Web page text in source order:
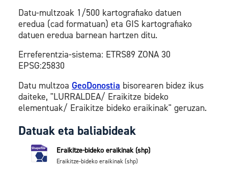
Datu-multzoak 1/500 kartografiako datuen
eredua (cad formatuan) eta GIS kartografiako
datuen eredua barnean hartzen ditu.
Erreferentzia-sistema: ETRS89 ZONA 30
EPSG:25830
Datu multzoa GeoDonostia bisorearen bidez ikus
daiteke, "LURRALDEA/ Eraikitze bideko
elementuak/ Eraikitze bideko eraikinak" geruzan.
Datuak eta baliabideak
Eraikitze-bideko eraikinak (shp)
Eraikitze-bideko eraikinak (shp)